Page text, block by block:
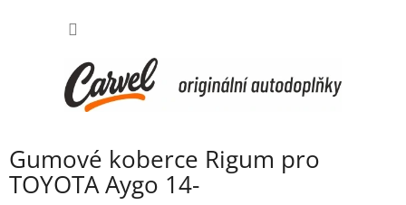
Gumové koberce Rigum pro
TOYOTA Aygo 14-